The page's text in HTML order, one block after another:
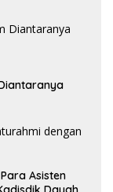
Asisten